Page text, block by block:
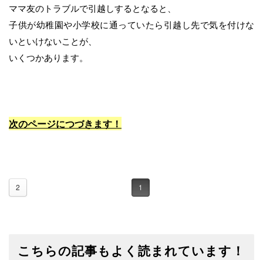
ママ友のトラブルで引越しするとなると、
子供が幼稚園や小学校に通っていたら引越し先で気を付けな
いといけないことが、
いくつかあります。
次のページにつづきます！
1
2
こちらの記事もよく読まれています！